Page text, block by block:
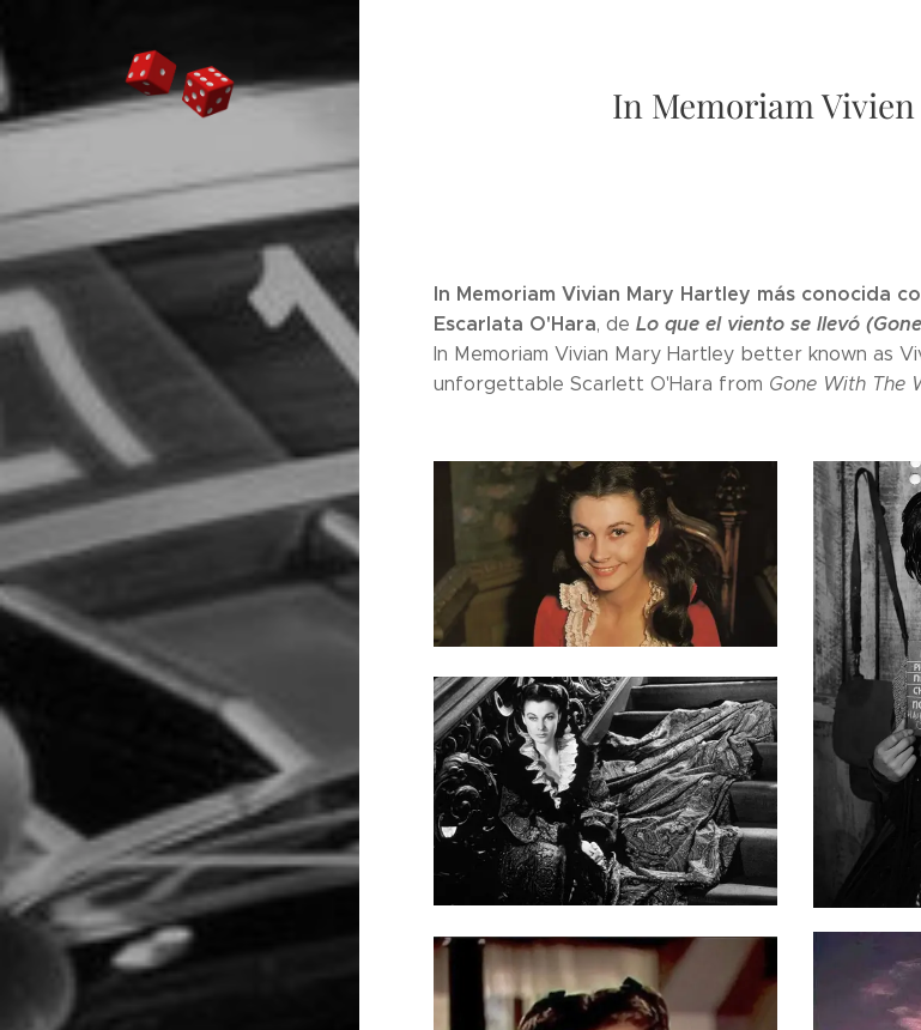
In Memoriam Vivien
In Memoriam Vivian Mary Hartley más conocida
Escarlata O'Hara, de Lo que el viento se llevó
In Memoriam Vivian Mary Hartley better known as
unforgettable Scarlett O'Hara from Gone With The